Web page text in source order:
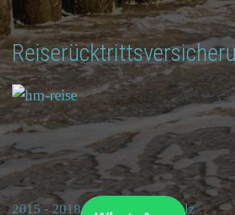
2015 - 2018 © Ferienhof Schulz